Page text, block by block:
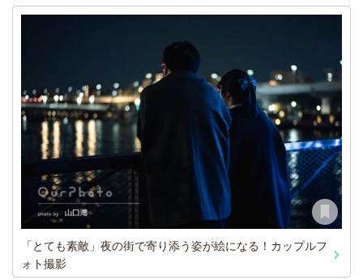
「とても素敵」夜の街で寄り添う姿が絵になる！カップルフ
ォト撮影